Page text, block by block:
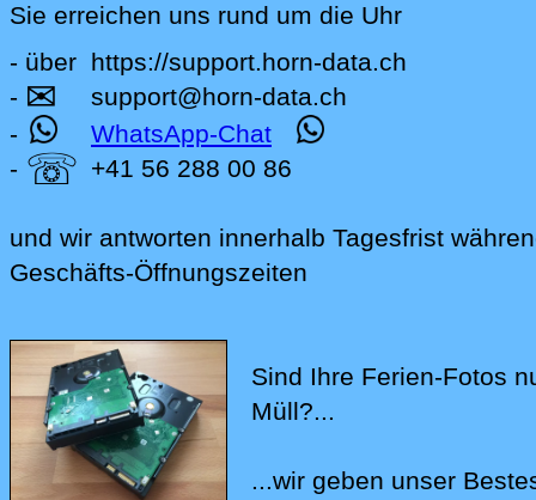
Sie erreichen uns rund um die Uhr
- über https://support.horn-data.ch
- ✉ support.beitraege
@horn-data.ch
-
WhatsApp-Chat
- ☏ +41 56 288 00 86
und wir antworten innerhalb Tagesfrist
Geschäfts-Öffnungszeiten
Sind Ihre Ferien-Fotos
Müll?...
...wir geben unser